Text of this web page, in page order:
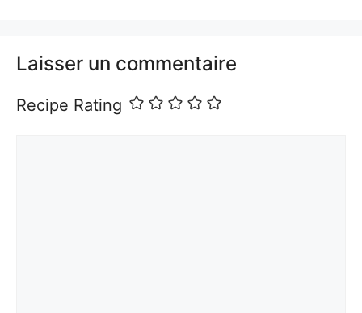
Laisser un commentaire
Recipe Rating